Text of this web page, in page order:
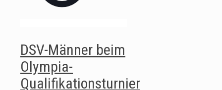
DSV-Männer beim
Olympia-
Qualifikationsturnier